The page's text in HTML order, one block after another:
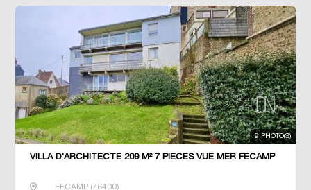
9 PHOTO(S)
VILLA D'ARCHITECTE 209 M² 7 PIECES VUE MER FECAMP
FECAMP(76400)